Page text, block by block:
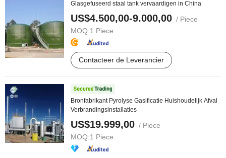
Glasgefuseerd staal tank vervaardigen in China
US$4.500,00-9.000,00 / Piece
MOQ:1 Piece
Contacteer de Leverancier
Bronfabrikant Pyrolyse Gasificatie Huishoudelijk Afval
Verbrandingsinstallaties
US$19.999,00 / Piece
MOQ:1 Piece